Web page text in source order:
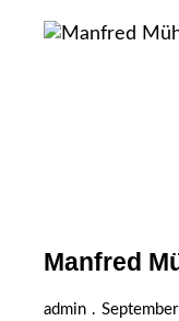
Manfred
admin